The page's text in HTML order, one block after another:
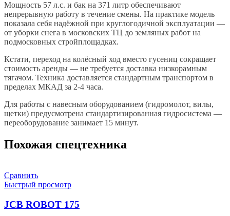
Мощность 57 л.с. и бак на 371 литр обеспечивают
непрерывную работу в течение смены. На практике модель
показала себя надёжной при круглогодичной эксплуатации —
от уборки снега в московских ТЦ до земляных работ на
подмосковных стройплощадках.
Кстати, переход на колёсный ход вместо гусениц сокращает
стоимость аренды — не требуется доставка низкорамным
тягачом. Техника доставляется стандартным транспортом в
пределах МКАД за 2-4 часа.
Для работы с навесным оборудованием (гидромолот, вилы,
щетки) предусмотрена стандартизированная гидросистема —
переоборудование занимает 15 минут.
Похожая спецтехника
Сравнить
Быстрый просмотр
JCB ROBOT 175